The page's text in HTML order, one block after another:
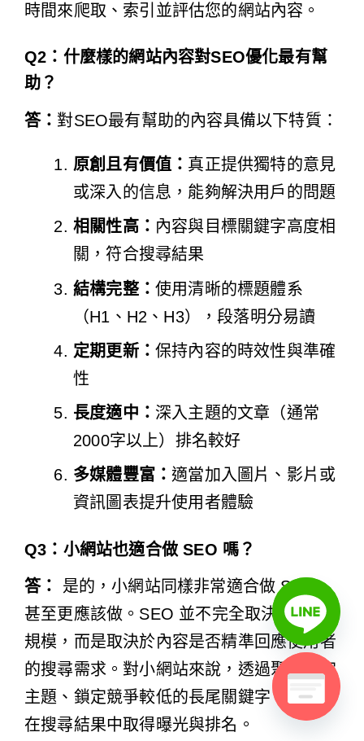
時間來爬取、索引並評估您的網站內容。
Q2：什麼樣的網站內容對SEO優化最有幫
助？
答： 對SEO最有幫助的內容具備以下特質：
原創且有價值： 真正提供獨特的意見
或深入的信息，能夠解決用戶的問題
相關性高： 內容與目標關鍵字高度相
關，符合搜尋結果
結構完整： 使用清晰的標題體系
（H1、H2、H3），段落明分易讀
定期更新： 保持內容的時效性與準確
性
長度適中： 深入主題的文章（通常
2000字以上）排名較好
多媒體豐富：適當加入圖片、影片或
資訊圖表提升使用者體驗
Q3：小網站也適合做 SEO 嗎？
答：
是的，小網站同樣非常適合做 SEO，
甚至更應該做。SEO 並不完全取決於網站
規模，而是取決於內容是否精準回應使用者
的搜尋需求。對小網站來說，透過聚焦特定
主題、鎖定競爭較低的長尾關鍵字，更容易
在搜尋結果中取得曝光與排名。